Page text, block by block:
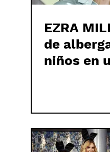
EZRA
de
niños en